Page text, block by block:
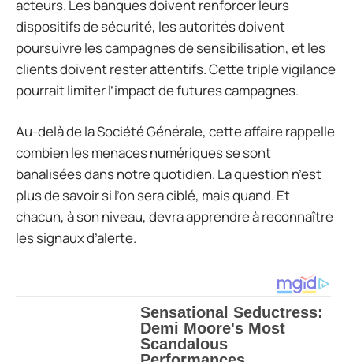
acteurs. Les banques doivent renforcer leurs
dispositifs de sécurité, les autorités doivent
poursuivre les campagnes de sensibilisation, et les
clients doivent rester attentifs. Cette triple vigilance
pourrait limiter l’impact de futures campagnes.
Au-delà de la Société Générale, cette affaire rappelle
combien les menaces numériques se sont
banalisées dans notre quotidien. La question n’est
plus de savoir si l’on sera ciblé, mais quand. Et
chacun, à son niveau, devra apprendre à reconnaître
les signaux d’alerte.